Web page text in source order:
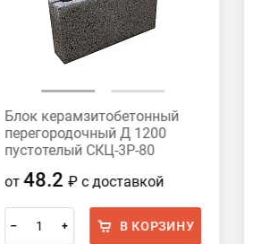
Блок керамзитобетонный
перегородочный Д 1200
пустотелый СКЦ-3Р-80
от 48.2 ₽ с доставкой
– + В КОРЗИНУ